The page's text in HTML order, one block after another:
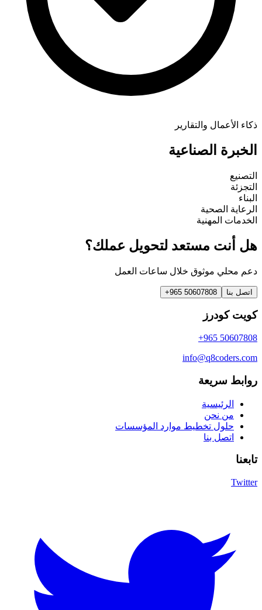
ذكاء الأعمال والتقارير
الخبرة الصناعية
التصنيع
التجزئة
البناء
الرعاية الصحية
الخدمات المهنية
هل أنت مستعد لتحويل عملك؟
دعم محلي موثوق خلال ساعات العمل
اتصل بنا +965 50607808
كويت كودرز
+965 50607808
info@q8coders.com
روابط سريعة
الرئيسية
من نحن
حلول تخطيط موارد المؤسسات
اتصل بنا
تابعنا
Twitter